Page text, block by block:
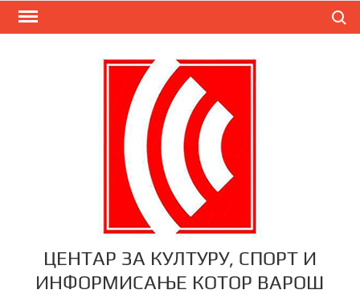
Skip
ЦЕНТАР ЗА КУЛТУРУ, СПОРТ И
ИНФОРМИСАЊЕ КОТОР ВАРОШ